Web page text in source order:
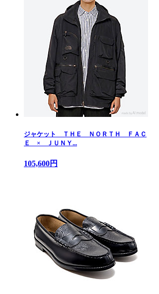
ジャケット ＴＨＥ ＮＯＲＴＨ ＦＡＣ
Ｅ × ＪＵＮＹ...
105,600円